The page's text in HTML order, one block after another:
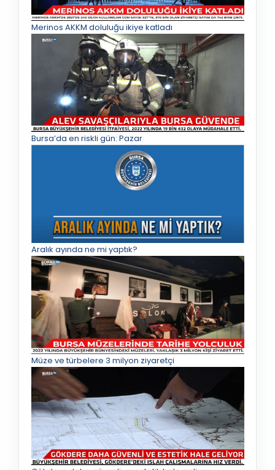
Merinos AKKM doluluğu ikiye katladı
Bursa’da en riskli gün: Pazar
Aralık ayında ne mi yaptık?
Müze ve türbelere 3 milyon ziyaretçi